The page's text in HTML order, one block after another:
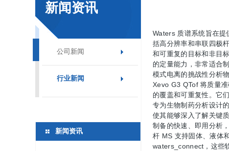
新闻资讯
公司新闻
行业新闻
新闻资讯
Waters 质谱系统旨在
括高分辨率和串联四极
和可重复的目标和非目
的定量能力，非常适合
模式电离的挑战性分析
Xevo G3 QTof 将质量
的覆盖和可重复性。它
专为生物制药分析设计
使其能够深入了解关键
制备的快速、即用分析
杆 MS 支持固体、液体
waters_connect，这些